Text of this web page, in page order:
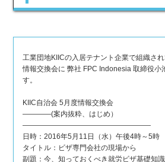
工業団地KIICの入居テナント企業で組織さ
情報交換会に 弊社 FPC Indonesia 取締役小
す。
KIIC自治会 5月度情報交換会
————(案内抜粋、はじめ）
——————————————————
日時：2016年5月11日（水）午後4時～5時
タイトル：ビザ専門会社の現場から
副題：今、知っておくべき就労ビザ基礎知